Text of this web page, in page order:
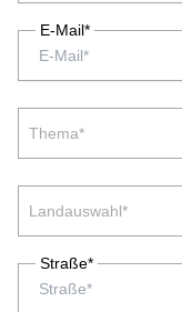
E-Mail*
Thema*
Landauswahl*
Straße*